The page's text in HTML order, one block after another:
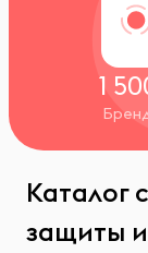
1
Каталог
защиты